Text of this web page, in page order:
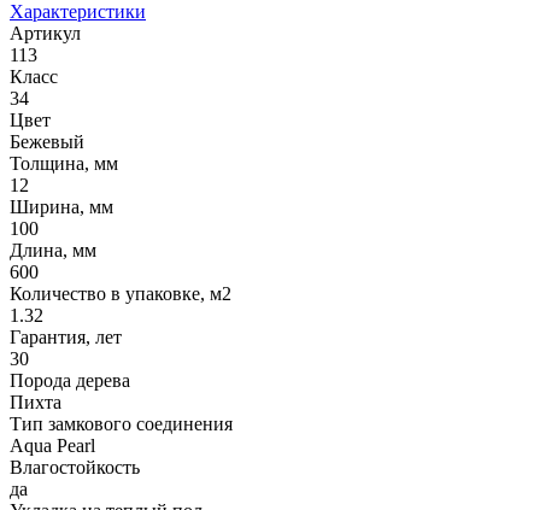
Характеристики
Артикул
113
Класс
34
Цвет
Бежевый
Толщина, мм
12
Ширина, мм
100
Длина, мм
600
Количество в упаковке, м2
1.32
Гарантия, лет
30
Порода дерева
Пихта
Тип замкового соединения
Aqua Pearl
Влагостойкость
да